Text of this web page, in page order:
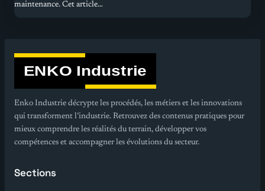
maintenance. Cet article…
Enko Industrie décrypte les procédés, les métiers et les innovations
qui transforment l’industrie. Retrouvez des contenus pratiques pour
mieux comprendre les réalités du terrain, développer vos
compétences et accompagner les évolutions du secteur.
Sections